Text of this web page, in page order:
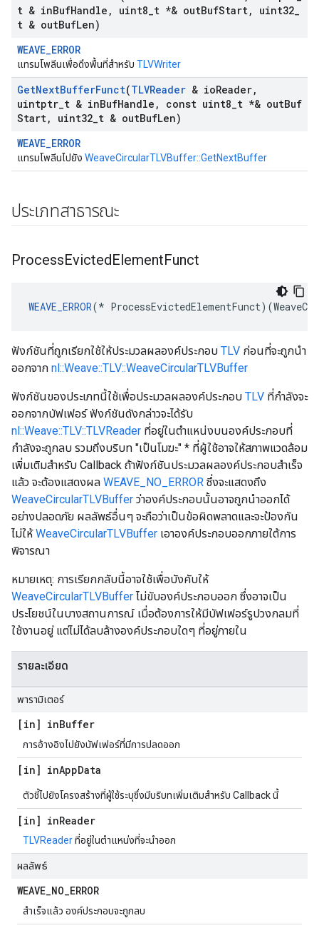
t & inBufHandle , uint8 t *& outBufStart, uint32
t & outBufLen)
WEAVE_ERROR
แทรมโพลีนเพื่อดึงพื้นที่สำหรับ TLVWriter
GetNextBufferFunct(TLVReader & ioReader,
uintptr t & inBufHandle , const uint8 t *& outBuf
Start, uint32 t & outBufLen)
WEAVE_ERROR
แทรมโพลีนไปยัง WeaveCircularTLVBuffer::GetNextBuffer
ประเภทสาธารณะ
ProcessEvictedElementFunct
WEAVE_ERROR(*
ฟังก์ชันที่ถูกเรียกใช้ให้ประมวลผลองค์ประกอบ TLV ก่อนที่จะถูกนำ
ออกจาก nl::Weave::TLV::WeaveCircularTLVBuffer
ฟังก์ชันของประเภทนี้ใช้เพื่อประมวลผลองค์ประกอบ TLV ที่กำลังจะ
ออกจากบัฟเฟอร์ ฟังก์ชันดังกล่าวจะได้รับ
nl::Weave::TLV::TLVReader ที่อยู่ในตำแหน่งบนองค์ประกอบที่
กำลังจะถูกลบ รวมถึงบริบท "เป็นโมฆะ" * ที่ผู้ใช้อาจให้สภาพแวดล้อม
เพิ่มเติมสำหรับ Callback ถ้าฟังก์ชันประมวลผลองค์ประกอบสำเร็จ
แล้ว จะต้องแสดงผล WEAVE_NO_ERROR ซึ่งจะแสดงถึง
WeaveCircularTLVBuffer ว่าองค์ประกอบนั้นอาจถูกนําออกได้
อย่างปลอดภัย ผลลัพธ์อื่นๆ จะถือว่าเป็นข้อผิดพลาดและจะป้องกัน
ไม่ให้WeaveCircularTLVBuffer เอาองค์ประกอบออกภายใต้การ
พิจารณา
หมายเหตุ: การเรียกกลับนี้อาจใช้เพื่อบังคับให้
WeaveCircularTLVBuffer ไม่ขับองค์ประกอบออก ซึ่งอาจเป็น
ประโยชน์ในบางสถานการณ์ เมื่อต้องการให้มีบัฟเฟอร์รูปวงกลมที่
ใช้งานอยู่ แต่ไม่ได้ลบล้างองค์ประกอบใดๆ ที่อยู่ภายใน
รายละเอียด
พารามิเตอร์
[in] inBuffer
การอ้างอิงไปยังบัฟเฟอร์ที่มีการปลดออก
[in] inAppData
ตัวชี้ไปยังโครงสร้างที่ผู้ใช้ระบุซึ่งมีบริบทเพิ่มเติมสำหรับ Callback นี้
[in] inReader
TLVReaderที่อยู่ในตำแหน่งที่จะนำออก
ผลลัพธ์
WEAVE_NO_ERROR
สำเร็จแล้ว องค์ประกอบจะถูกลบ